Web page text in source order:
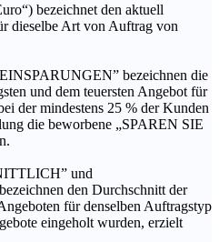
bezeichnet den aktuell
dieselbe Art von Auftrag von
bezeichnen die
und dem teuersten Angebot für
der mindestens 25 % der Kunden
die beworbene „SPAREN SIE
und
den Durchschnitt der
für denselben Auftragstyp
eingeholt wurden, erzielt